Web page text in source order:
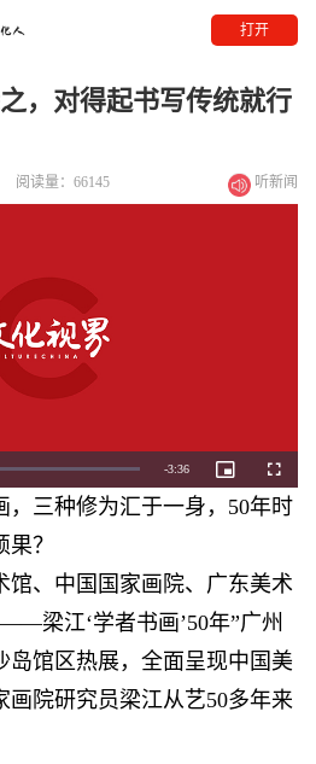
打开
，对得起书写传统就行
阅读量：66145 听新闻
Remaining
Time
-3:36
Picture-
in-
Picture
，三种修为汇于一身，50年时
？
馆、中国国家画院、广东美术
梁江‘学者书画’50年”广州
岛馆区热展，全面呈现中国美
画院研究员梁江从艺50多年来